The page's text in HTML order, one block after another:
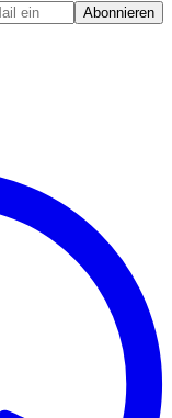
Abonnieren